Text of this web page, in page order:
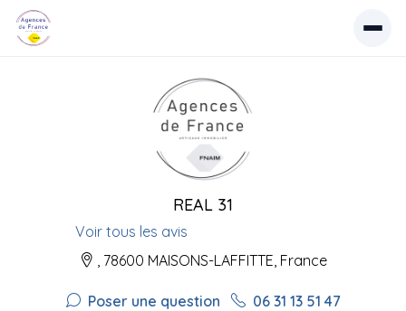
REAL 31
Voir tous les avis
, 78600 MAISONS-LAFFITTE, France
Poser une question 06 31 13 51 47